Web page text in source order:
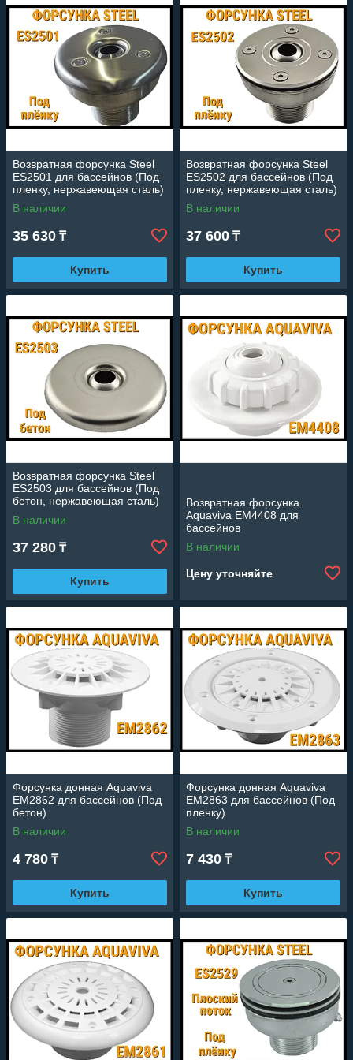
Возвратная форсунка Steel
ES2501 для бассейнов (Под
пленку, нержавеющая сталь)
В наличии
35 630 ₸
Купить
Возвратная форсунка Steel
ES2502 для бассейнов (Под
пленку, нержавеющая сталь)
В наличии
37 600 ₸
Купить
Возвратная форсунка Steel
ES2503 для бассейнов (Под
бетон, нержавеющая сталь)
В наличии
37 280 ₸
Купить
Возвратная форсунка
Aquaviva EM4408 для
бассейнов
В наличии
Цену уточняйте
Форсунка донная Aquaviva
EM2862 для бассейнов (Под
бетон)
В наличии
4 780 ₸
Купить
Форсунка донная Aquaviva
EM2863 для бассейнов (Под
пленку)
В наличии
7 430 ₸
Купить